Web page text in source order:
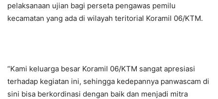
pelaksanaan ujian bagi perseta pengawas pemilu
kecamatan yang ada di wilayah teritorial Koramil 06/KTM.
“Kami keluarga besar Koramil 06/KTM sangat apresiasi
terhadap kegiatan ini, sehingga kedepannya panwascam di
sini bisa berkordinasi dengan baik dan menjadi mitra